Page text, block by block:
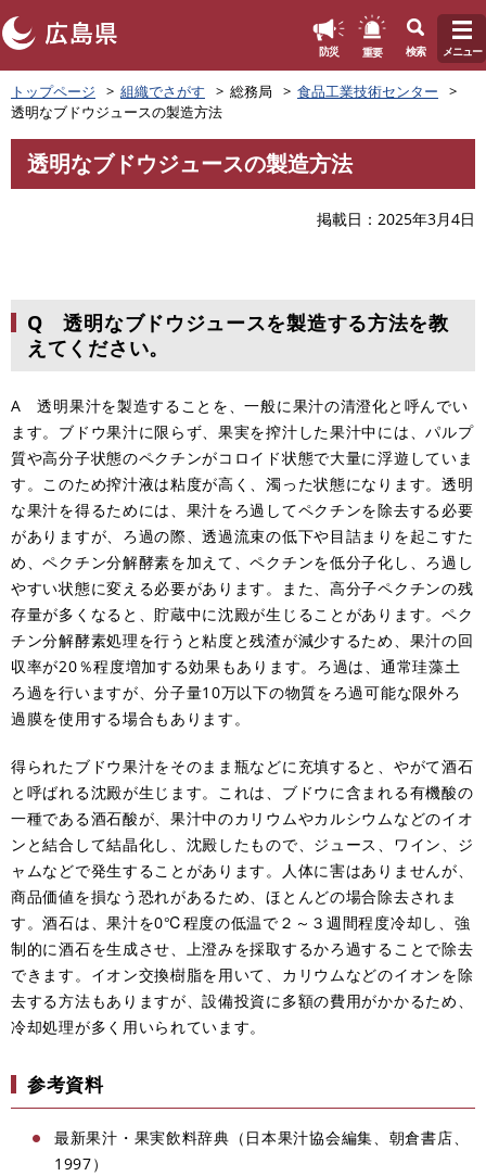
ペ
ー
ジ
の
頭
防災 重要 検索 メニュー
トップページ 組織でさがす 総務局
食品工業技術センター
透明なブドウジュースの製造方法
文
透明なブドウジュースの製造方法
掲載日 2025年3月4日
Q 透明なブドウジュースを製造する方法を教
えてください。
A 透明果汁を製造することを、一般に果汁の清澄化と呼んでい
ます。ブドウ果汁に限らず、果実を搾汁した果汁中には、パルプ
質や高分子状態のペクチンがコロイド状態で大量に浮遊していま
す。このため搾汁液は粘度が高く、濁った状態になります。透明
な果汁を得るためには、果汁をろ過してペクチンを除去する必要
がありますが、ろ過の際、透過流束の低下や目詰まりを起こすた
め、ペクチン分解酵素を加えて、ペクチンを低分子化し、ろ過し
やすい状態に変える必要があります。また、高分子ペクチンの残
存量が多くなると、貯蔵中に沈殿が生じることがあります。ペク
チン分解酵素処理を行うと粘度と残渣が減少するため、果汁の回
収率が20％程度増加する効果もあります。ろ過は、通常珪藻土
ろ過を行いますが、分子量10万以下の物質をろ過可能な限外ろ
過膜を使用する場合もあります。
得られたブドウ果汁をそのまま瓶などに充填すると、やがて酒石
と呼ばれる沈殿が生じます。これは、ブドウに含まれる有機酸の
一種である酒石酸が、果汁中のカリウムやカルシウムなどのイオ
ンと結合して結晶化し、沈殿したもので、ジュース、ワイン、ジ
ャムなどで発生することがあります。人体に害はありませんが、
商品価値を損なう恐れがあるため、ほとんどの場合除去されま
す。酒石は、果汁を0℃程度の低温で２～３週間程度冷却し、強
制的に酒石を生成させ、上澄みを採取するかろ過することで除去
できます。イオン交換樹脂を用いて、カリウムなどのイオンを除
去する方法もありますが、設備投資に多額の費用がかかるため、
冷却処理が多く用いられています。
参考資料
最新果汁・果実飲料辞典（日本果汁協会編集、朝倉書店、
1997）